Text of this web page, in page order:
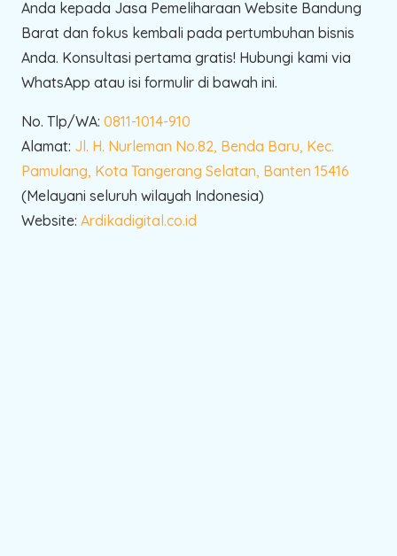
Anda kepada Jasa Pemeliharaan Website Bandung
Barat dan fokus kembali pada pertumbuhan bisnis
Anda. Konsultasi pertama gratis! Hubungi kami via
WhatsApp atau isi formulir di bawah ini.
No. Tlp/WA: 0811-1014-910
Alamat: Jl. H. Nurleman No.82, Benda Baru, Kec.
Pamulang, Kota Tangerang Selatan, Banten 15416
(Melayani seluruh wilayah Indonesia)
Website: Ardikadigital.co.id